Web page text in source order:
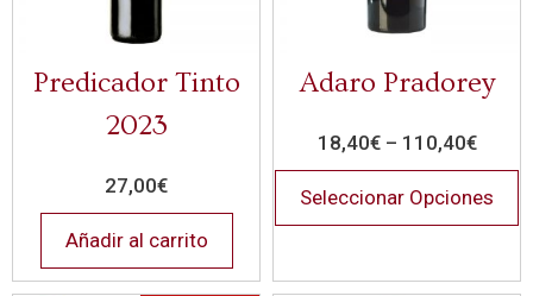
Predicador Tinto
2023
27,00€
Añadir al carrito
Adaro Pradorey
18,40€– 110,40€
Seleccionar Opciones